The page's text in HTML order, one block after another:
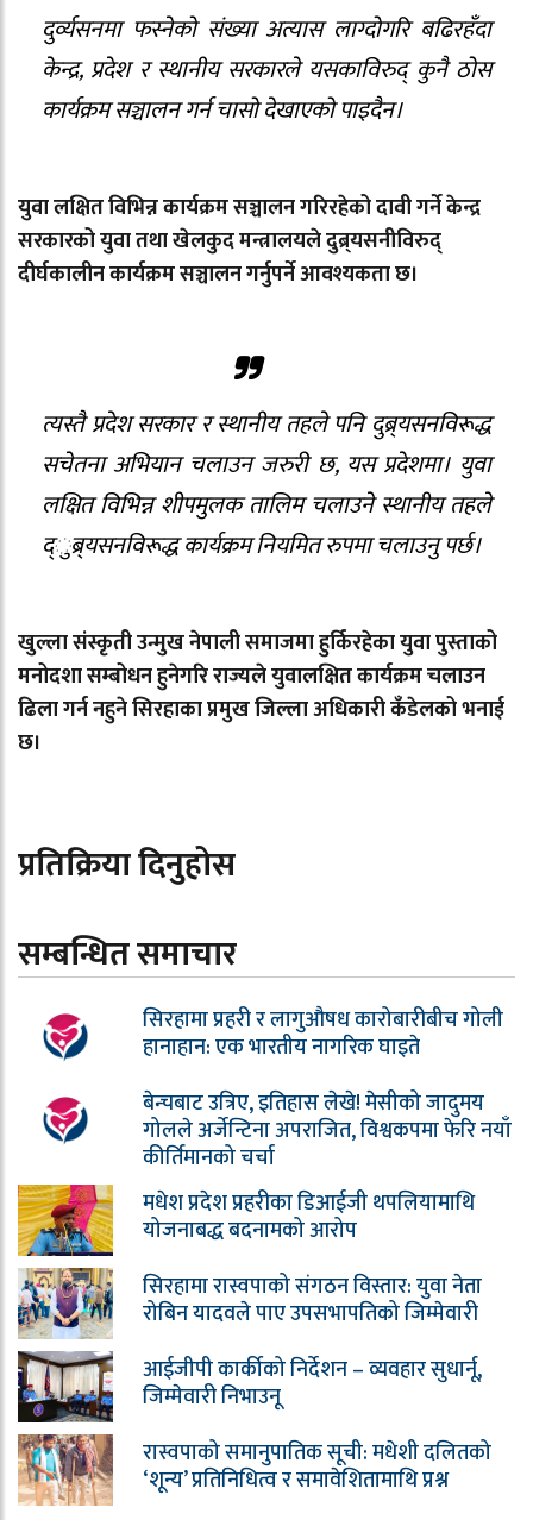
दुर्व्यसनमा फस्नेको संख्या अत्यास लाग्दोगरि बढिरहँदा
केन्द्र, प्रदेश र स्थानीय सरकारले यसकाविरुद् कुनै ठोस
कार्यक्रम सञ्चालन गर्न चासो देखाएको पाइदैन।
युवा लक्षित विभिन्न कार्यक्रम सञ्चालन गरिरहेको दावी गर्ने केन्द्र
सरकारको युवा तथा खेलकुद मन्त्रालयले दुब्र्यसनीविरुद्
दीर्घकालीन कार्यक्रम सञ्चालन गर्नुपर्ने आवश्यकता छ।
त्यस्तै प्रदेश सरकार र स्थानीय तहले पनि दुब्र्यसनविरूद्ध
सचेतना अभियान चलाउन जरुरी छ, यस प्रदेशमा। युवा
लक्षित विभिन्न शीपमुलक तालिम चलाउने स्थानीय तहले
द्ुब्र्यसनविरूद्ध कार्यक्रम नियमित रुपमा चलाउनु पर्छ।
खुल्ला संस्कृती उन्मुख नेपाली समाजमा हुर्किरहेका युवा पुस्ताको
मनोदशा सम्बोधन हुनेगरि राज्यले युवालक्षित कार्यक्रम चलाउन
ढिला गर्न नहुने सिरहाका प्रमुख जिल्ला अधिकारी कँडेलको भनाई
छ।
प्रतिक्रिया दिनुहोस
सम्बन्धित समाचार
सिरहामा प्रहरी र लागुऔषध कारोबारीबीच गोली
हानाहान: एक भारतीय नागरिक घाइते
बेन्चबाट उत्रिए, इतिहास लेखे! मेसीको जादुमय
गोलले अर्जेन्टिना अपराजित, विश्वकपमा फेरि नयाँ
कीर्तिमानको चर्चा
मधेश प्रदेश प्रहरीका डिआईजी थपलियामाथि
योजनाबद्ध बदनामको आरोप
सिरहामा रास्वपाको संगठन विस्तार: युवा नेता
रोबिन यादवले पाए उपसभापतिको जिम्मेवारी
आईजीपी कार्कीको निर्देशन – व्यवहार सुधार्नू,
जिम्मेवारी निभाउनू
रास्वपाको समानुपातिक सूची: मधेशी दलितको
‘शून्य’ प्रतिनिधित्व र समावेशितामाथि प्रश्न